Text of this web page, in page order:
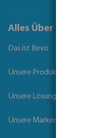
Alles Über Bevo
Das ist Bevo
Unsere Produkte
Unsere Lösungen
Unsere Marken